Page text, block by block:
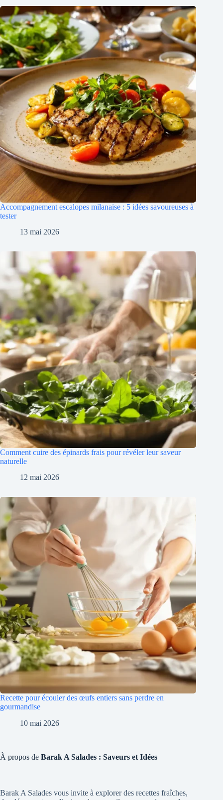
Accompagnement escalopes milanaise : 5 idées savoureuses à
tester
13 mai 2026
Comment cuire des épinards frais pour révéler leur saveur
naturelle
12 mai 2026
Recette pour écouler des œufs entiers sans perdre en
gourmandise
10 mai 2026
À propos de Barak A Salades : Saveurs et Idées
Barak A Salades vous invite à explorer des recettes fraîches,